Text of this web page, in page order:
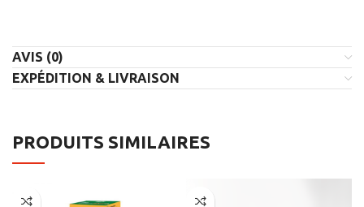
AVIS (0)
EXPÉDITION & LIVRAISON
PRODUITS SIMILAIRES